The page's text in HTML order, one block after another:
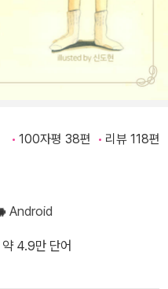
100자평 38편 리뷰 118편
Android
4.9만 단어